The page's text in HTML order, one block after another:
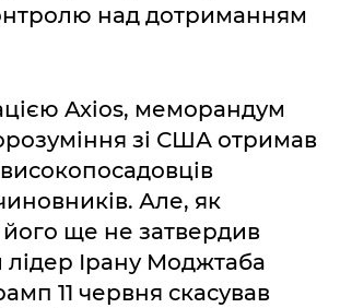
над дотриманням
Axios, меморандум
зі США отримав
Але, як
його ще не затвердив
Ірану Моджтаба
11 червня скасував